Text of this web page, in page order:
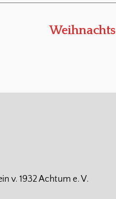
v. 1932 Achtum e. V.